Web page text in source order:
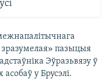
пазыцыя
Эўразьвязу ў
у Брусэлі.